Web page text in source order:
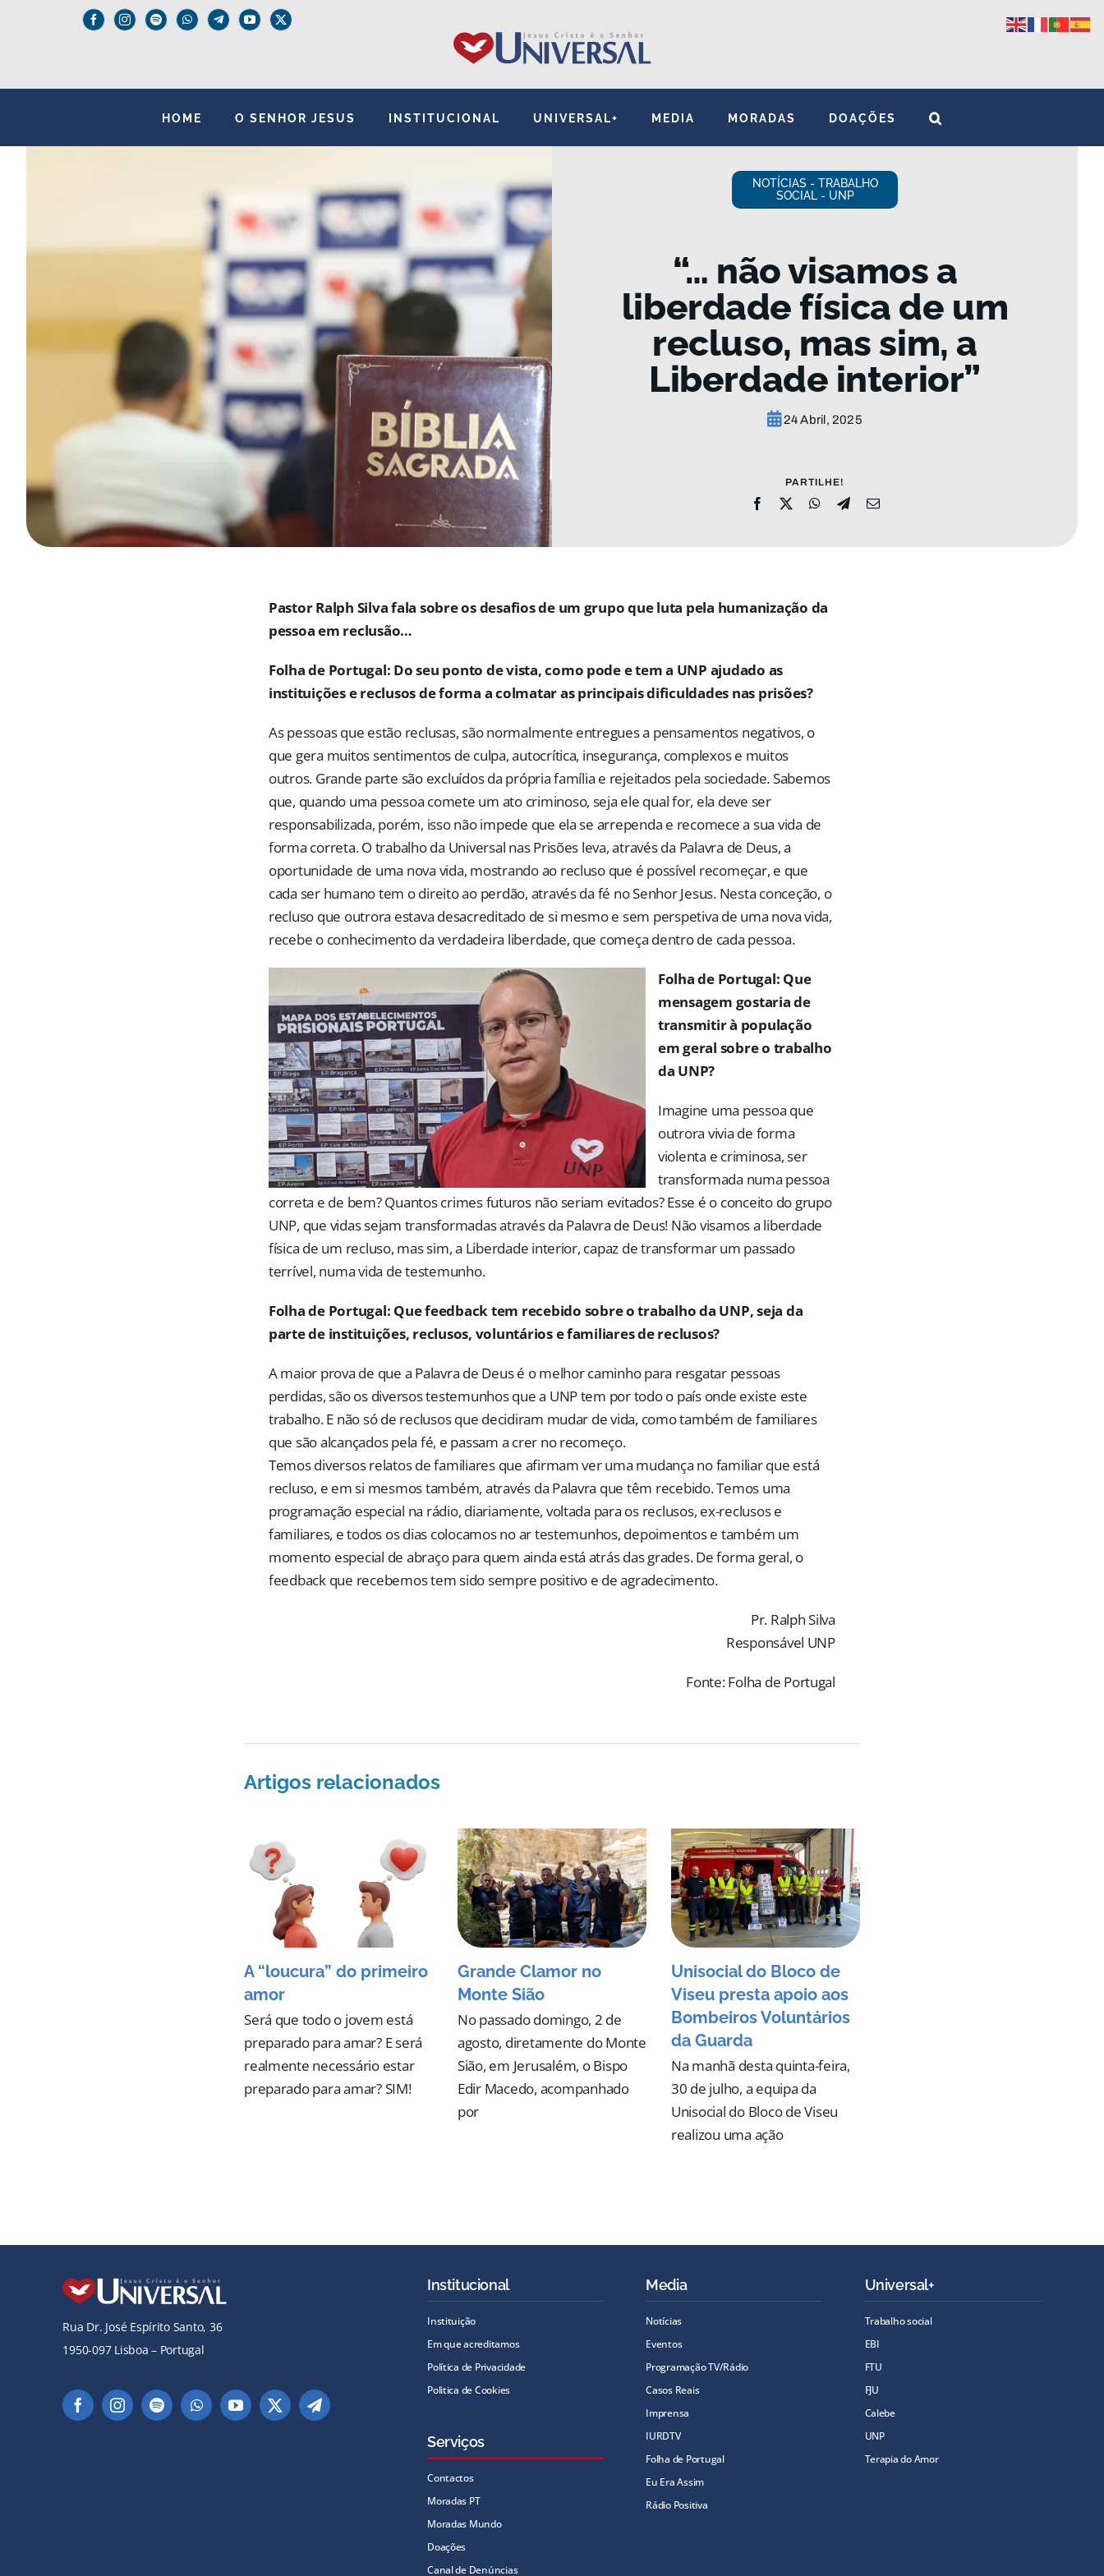
HOME O SENHOR JESUS INSTITUCIONAL UNIVERSAL+ MEDIA MORADAS DOAÇÕES
NOTÍCIAS - TRABALHO
SOCIAL - UNP
“… não visamos a
liberdade física de um
recluso, mas sim, a
Liberdade interior”
24 Abril, 2025
PARTILHE!
Pastor Ralph Silva fala sobre os desafios de um grupo que luta pela humanização da
pessoa em reclusão…
Folha de Portugal: Do seu ponto de vista, como pode e tem a UNP ajudado as
instituições e reclusos de forma a colmatar as principais dificuldades nas prisões?
As pessoas que estão reclusas, são normalmente entregues a pensamentos negativos, o
que gera muitos sentimentos de culpa, autocrítica, insegurança, complexos e muitos
outros. Grande parte são excluídos da própria família e rejeitados pela sociedade. Sabemos
que, quando uma pessoa comete um ato criminoso, seja ele qual for, ela deve ser
responsabilizada, porém, isso não impede que ela se arrependa e recomece a sua vida de
forma correta. O trabalho da Universal nas Prisões leva, através da Palavra de Deus, a
oportunidade de uma nova vida, mostrando ao recluso que é possível recomeçar, e que
cada ser humano tem o direito ao perdão, através da fé no Senhor Jesus. Nesta conceção, o
recluso que outrora estava desacreditado de si mesmo e sem perspetiva de uma nova vida,
recebe o conhecimento da verdadeira liberdade, que começa dentro de cada pessoa.
Folha de Portugal: Que
mensagem gostaria de
transmitir à população
em geral sobre o trabalho
da UNP?
Imagine uma pessoa que
outrora vivia de forma
violenta e criminosa, ser
transformada numa pessoa
correta e de bem? Quantos crimes futuros não seriam evitados? Esse é o conceito do grupo
UNP, que vidas sejam transformadas através da Palavra de Deus! Não visamos a liberdade
física de um recluso, mas sim, a Liberdade interior, capaz de transformar um passado
terrível, numa vida de testemunho.
Folha de Portugal: Que feedback tem recebido sobre o trabalho da UNP, seja da
parte de instituições, reclusos, voluntários e familiares de reclusos?
A maior prova de que a Palavra de Deus é o melhor caminho para resgatar pessoas
perdidas, são os diversos testemunhos que a UNP tem por todo o país onde existe este
trabalho. E não só de reclusos que decidiram mudar de vida, como também de familiares
que são alcançados pela fé, e passam a crer no recomeço.
Temos diversos relatos de familiares que afirmam ver uma mudança no familiar que está
recluso, e em si mesmos também, através da Palavra que têm recebido. Temos uma
programação especial na rádio, diariamente, voltada para os reclusos, ex-reclusos e
familiares, e todos os dias colocamos no ar testemunhos, depoimentos e também um
momento especial de abraço para quem ainda está atrás das grades. De forma geral, o
feedback que recebemos tem sido sempre positivo e de agradecimento.
Pr. Ralph Silva
Responsável UNP
Fonte: Folha de Portugal
Artigos relacionados
A “loucura” do primeiro
amor
Será que todo o jovem está
preparado para amar? E será
realmente necessário estar
preparado para amar? SIM!
Grande Clamor no
Monte Sião
No passado domingo, 2 de
agosto, diretamente do Monte
Sião, em Jerusalém, o Bispo
Edir Macedo, acompanhado
por
Unisocial do Bloco de
Viseu presta apoio aos
Bombeiros Voluntários
da Guarda
Na manhã desta quinta-feira,
30 de julho, a equipa da
Unisocial do Bloco de Viseu
realizou uma ação
Rua Dr. José Espírito Santo, 36
1950-097 Lisboa – Portugal
Institucional
Instituição
Em que acreditamos
Política de Privacidade
Politica de Cookies
Serviços
Contactos
Moradas PT
Moradas Mundo
Doações
Canal de Denúncias
Media
Notícias
Eventos
Programação TV/Rádio
Casos Reais
Imprensa
IURDTV
Folha de Portugal
Eu Era Assim
Rádio Positiva
Universal+
Trabalho social
EBI
FTU
FJU
Calebe
UNP
Terapia do Amor